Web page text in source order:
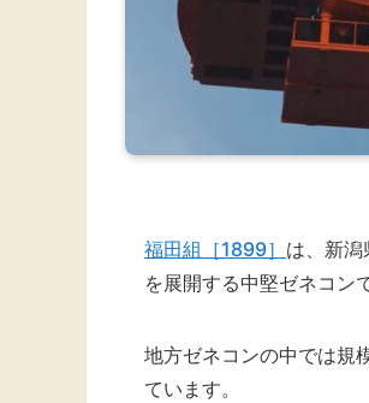
福田組［1899］ は、新
を展開する中堅ゼネコン
地方ゼネコンの中では規
ています。